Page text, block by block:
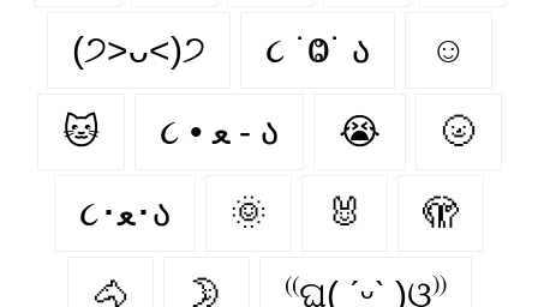
(੭˃ᴗ˂)੭ ૮ ˙Ⱉ˙ ა ☺
🐱 ૮ • ﻌ - ა 😭 🌝
૮･ﻌ･ა 🌞 🐰 🫣
🐴 🌛 ⁽⁽ଘ( ˊᵕˋ )ଓ⁾⁾